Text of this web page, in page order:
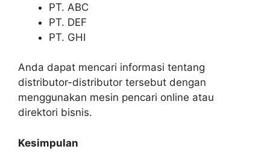
PT. ABC
PT. DEF
PT. GHI
Anda dapat mencari informasi tentang
distributor-distributor tersebut dengan
menggunakan mesin pencari online atau
direktori bisnis.
Kesimpulan